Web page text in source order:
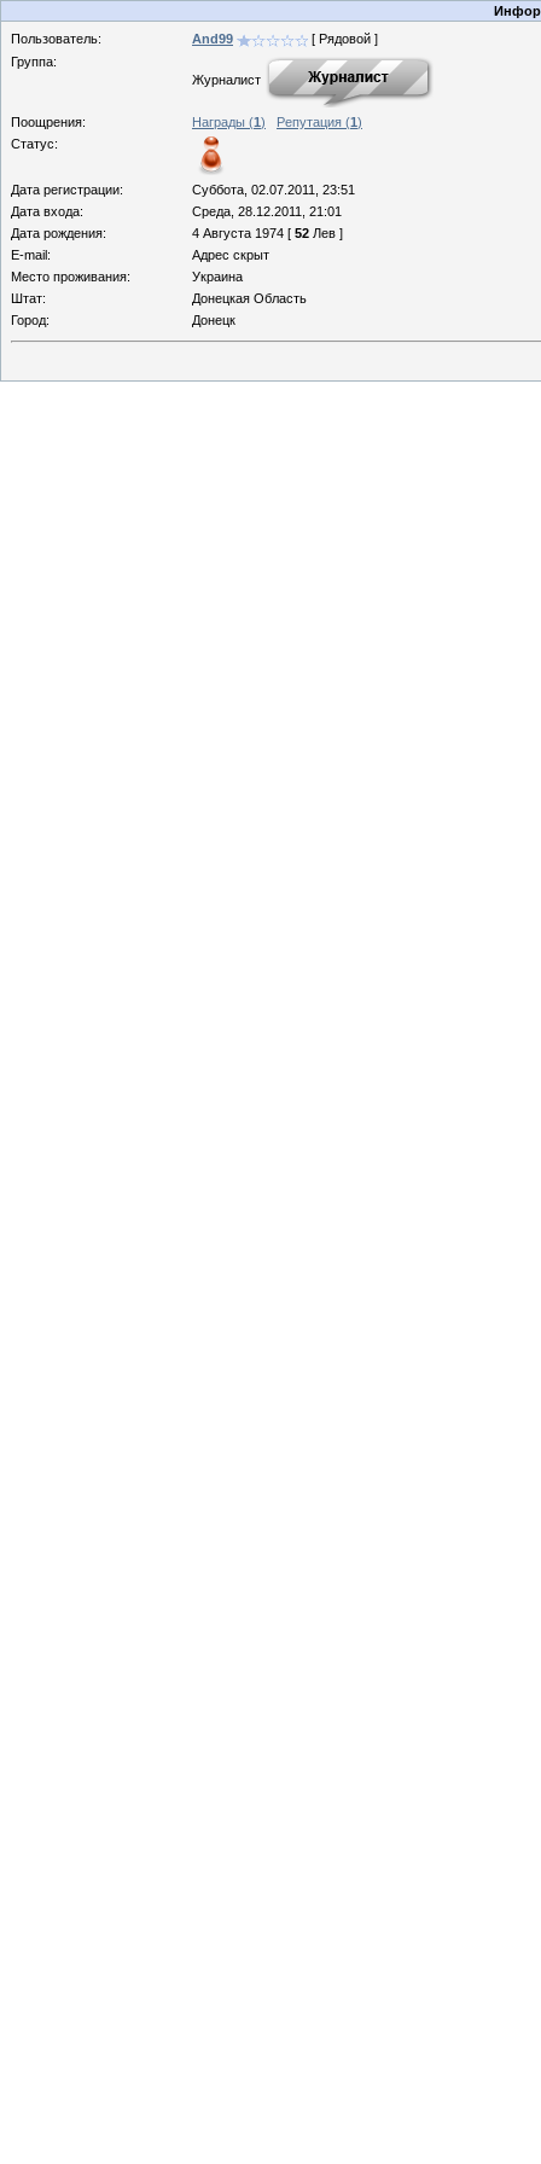
Пользователь:
And99
[ Рядовой ]
Группа:
Журналист
Поощрения: Награды (1) Репутация (1)
Статус:
Дата регистрации:
Суббота, 02.07.2011, 23:51
Дата входа:
Среда, 28.12.2011, 21:01
Дата рождения:
4 Августа 1974 [ 52 Лев ]
E-mail:
Адрес скрыт
Место проживания:
Украина
Штат:
Донецкая Область
Город:
Донецк